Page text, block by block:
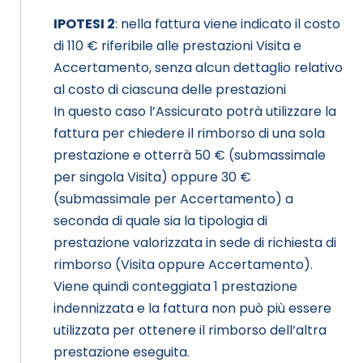
IPOTESI 2: nella fattura viene indicato il costo
di 110 € riferibile alle prestazioni Visita e
Accertamento, senza alcun dettaglio relativo
al costo di ciascuna delle prestazioni
In questo caso l’Assicurato potrà utilizzare la
fattura per chiedere il rimborso di una sola
prestazione e otterrà 50 € (submassimale
per singola Visita) oppure 30 €
(submassimale per Accertamento) a
seconda di quale sia la tipologia di
prestazione valorizzata in sede di richiesta di
rimborso (Visita oppure Accertamento).
Viene quindi conteggiata 1 prestazione
indennizzata e la fattura non può più essere
utilizzata per ottenere il rimborso dell’altra
prestazione eseguita.